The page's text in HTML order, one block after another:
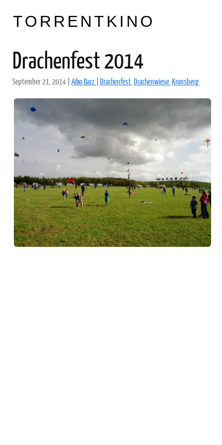
TORRENTKINO
Drachenfest 2014
September 21, 2014 Aiko Barz Drachenfest Drachenwiese Kronsberg